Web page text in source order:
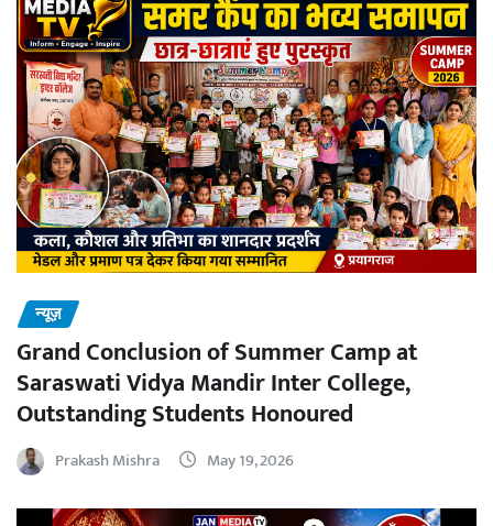
न्यूज़
Grand Conclusion of Summer Camp at
Saraswati Vidya Mandir Inter College,
Outstanding Students Honoured
Prakash Mishra May 19, 2026